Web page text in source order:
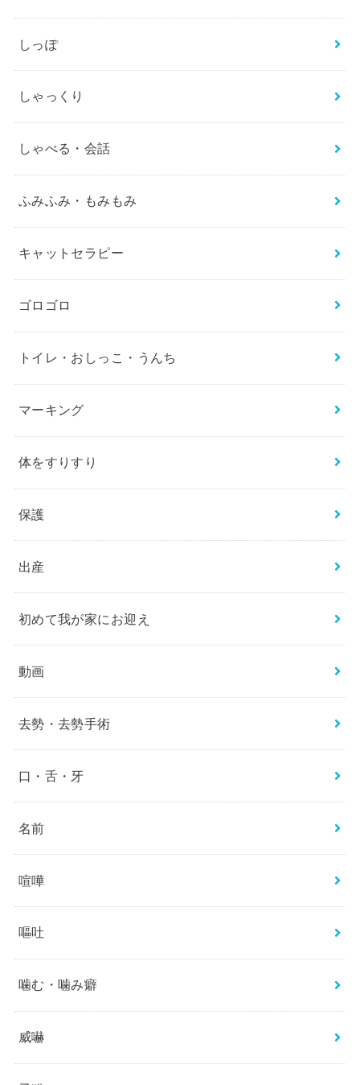
しっぽ
しゃっくり
しゃべる・会話
ふみふみ・もみもみ
キャットセラピー
ゴロゴロ
トイレ・おしっこ・うんち
マーキング
体をすりすり
保護
出産
初めて我が家にお迎え
動画
去勢・去勢手術
口・舌・牙
名前
喧嘩
嘔吐
噛む・噛み癖
威嚇